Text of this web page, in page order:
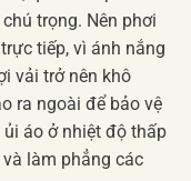
trọng. Nên phơi
tiếp, vì ánh nắng
vải trở nên khô
ra ngoài để bảo vệ
áo ở nhiệt độ thấp
làm phẳng các